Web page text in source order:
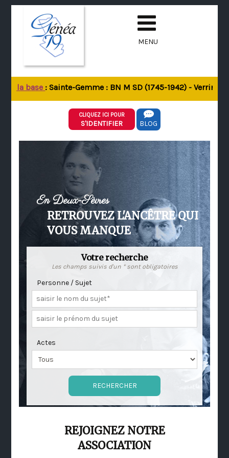
MENU
la base: Sainte-Gemme : BN M SD (1745-1942) - Verrines-
CLIQUEZ ICI POUR
S'IDENTIFIER BLOG
En Deux-Sèvres
RETROUVEZ L'ANCÊTRE QUI
VOUS MANQUE
Votre recherche
Les champs suivis d'un * sont obligatoires
Personne / Sujet
Actes
REJOIGNEZ NOTRE
ASSOCIATION